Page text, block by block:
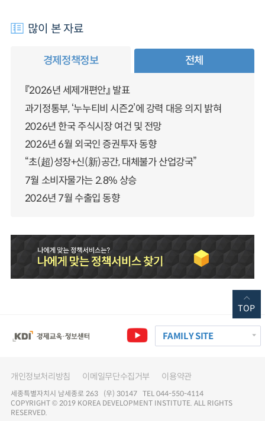
많이 본 자료
경제정책정보 전체
『2026년 세제개편안』 발표
과기정통부, ‘누누티비 시즌2’에 강력 대응 의지 밝혀
2026년 한국 주식시장 여건 및 전망
2026년 6월 외국인 증권투자 동향
“초(超)성장+신(新)공간, 대체불가 산업강국”
7월 소비자물가는 2.8% 상승
2026년 7월 수출입 동향
FAMILY SITE
개인정보처리방침 이메일무단수집거부 이용약관
세종특별자치시 남세종로 263 (우) 30147 TEL 044-550-4114
COPYRIGHT © 2019 KOREA DEVELOPMENT INSTITUTE. ALL RIGHTS
RESERVED.
TOP